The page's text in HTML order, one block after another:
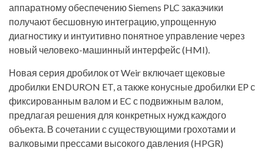
аппаратному обеспечению Siemens PLC заказчики
получают бесшовную интеграцию, упрощенную
диагностику и интуитивно понятное управление через
новый человеко-машинный интерфейс (HMI).
Новая серия дробилок от Weir включает щековые
дробилки ENDURON ET, а также конусные дробилки EP с
фиксированным валом и EC с подвижным валом,
предлагая решения для конкретных нужд каждого
объекта. В сочетании с существующими грохотами и
валковыми прессами высокого давления (HPGR)